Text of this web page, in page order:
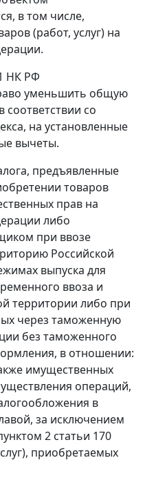
в том числе,
(работ, услуг) на
НК РФ
уменьшить общую
соответствии со
на установленные
вычеты.
предъявленные
товаров
прав на
либо
при ввозе
Российской
выпуска для
ввоза и
территории либо при
через таможенную
без таможенного
в отношении:
имущественных
операций,
в
, за исключением
2 статьи 170
приобретаемых